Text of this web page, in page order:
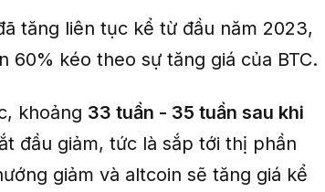
tăng liên tục kể từ đầu năm 2023,
kéo theo sự tăng giá của BTC.
khoảng 33 tuần - 35 tuần sau khi
đầu giảm, tức là sắp tới thị phần
giảm và altcoin sẽ tăng giá kể